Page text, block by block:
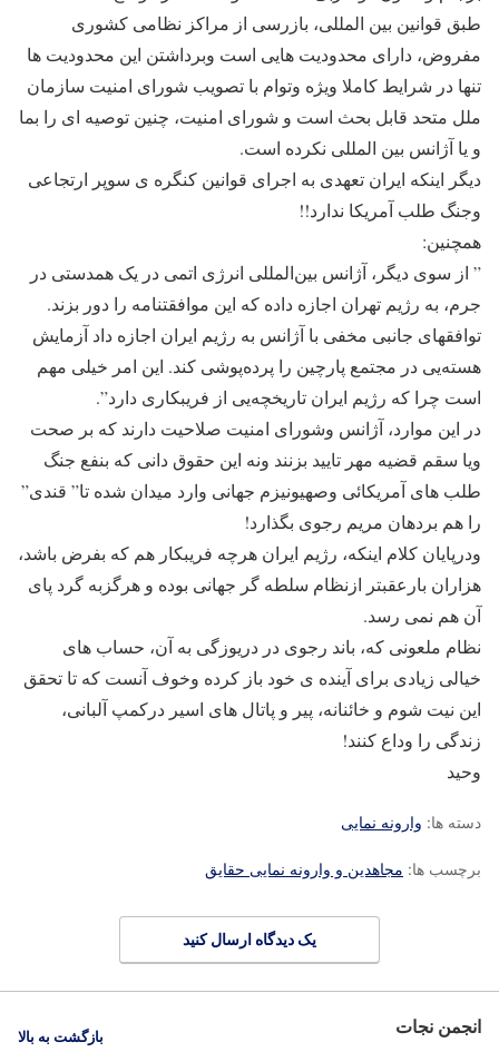
طبق قوانین بین المللی، بازرسی از مراکز نظامی کشوری
مفروض، دارای محدودیت هایی است وبرداشتن این محدودیت ها
تنها در شرایط کاملا ویژه وتوام با تصویب شورای امنیت سازمان
ملل متحد قابل بحث است و شورای امنیت، چنین توصیه ای را بما
و یا آژانس بین المللی نکرده است.
دیگر اینکه ایران تعهدی به اجرای قوانین کنگره ی سوپر ارتجاعی
وجنگ طلب آمریکا ندارد!!
همچنین:
” از سوی دیگر، آژانس بین‌المللی انرژی اتمی در یک همدستی در
جرم، به رژیم تهران اجازه داده که این موافقتنامه را دور بزند.
توافقهای جانبی مخفی با آژانس به رژیم ایران اجازه داد آزمایش
هسته‌یی در مجتمع پارچین را پرده‌پوشی کند. این امر خیلی مهم
است چرا که رژیم ایران تاریخچه‌یی از فریبکاری دارد”.
در این موارد، آژانس وشورای امنیت صلاحیت دارند که بر صحت
ویا سقم قضیه مهر تایید بزنند ونه این حقوق دانی که بنفع جنگ
طلب های آمریکائی وصهیونیزم جهانی وارد میدان شده تا” قندی”
را هم بردهان مریم رجوی بگذارد!
ودرپایان کلام اینکه، رژیم ایران هرچه فریبکار هم که بفرض باشد،
هزاران بارعقبتر ازنظام سلطه گر جهانی بوده و هرگزبه گرد پای
آن هم نمی رسد.
نظام ملعونی که، باند رجوی در دریوزگی به آن، حساب های
خیالی زیادی برای آینده ی خود باز کرده وخوف آنست که تا تحقق
این نیت شوم و خائنانه، پیر و پاتال های اسیر درکمپ آلبانی،
زندگی را وداع کنند!
وحید
دسته ها: وارونه نمایی
برچسب ها: مجاهدین و وارونه نمایی حقایق
یک دیدگاه ارسال کنید
انجمن نجات بازگشت به بالا